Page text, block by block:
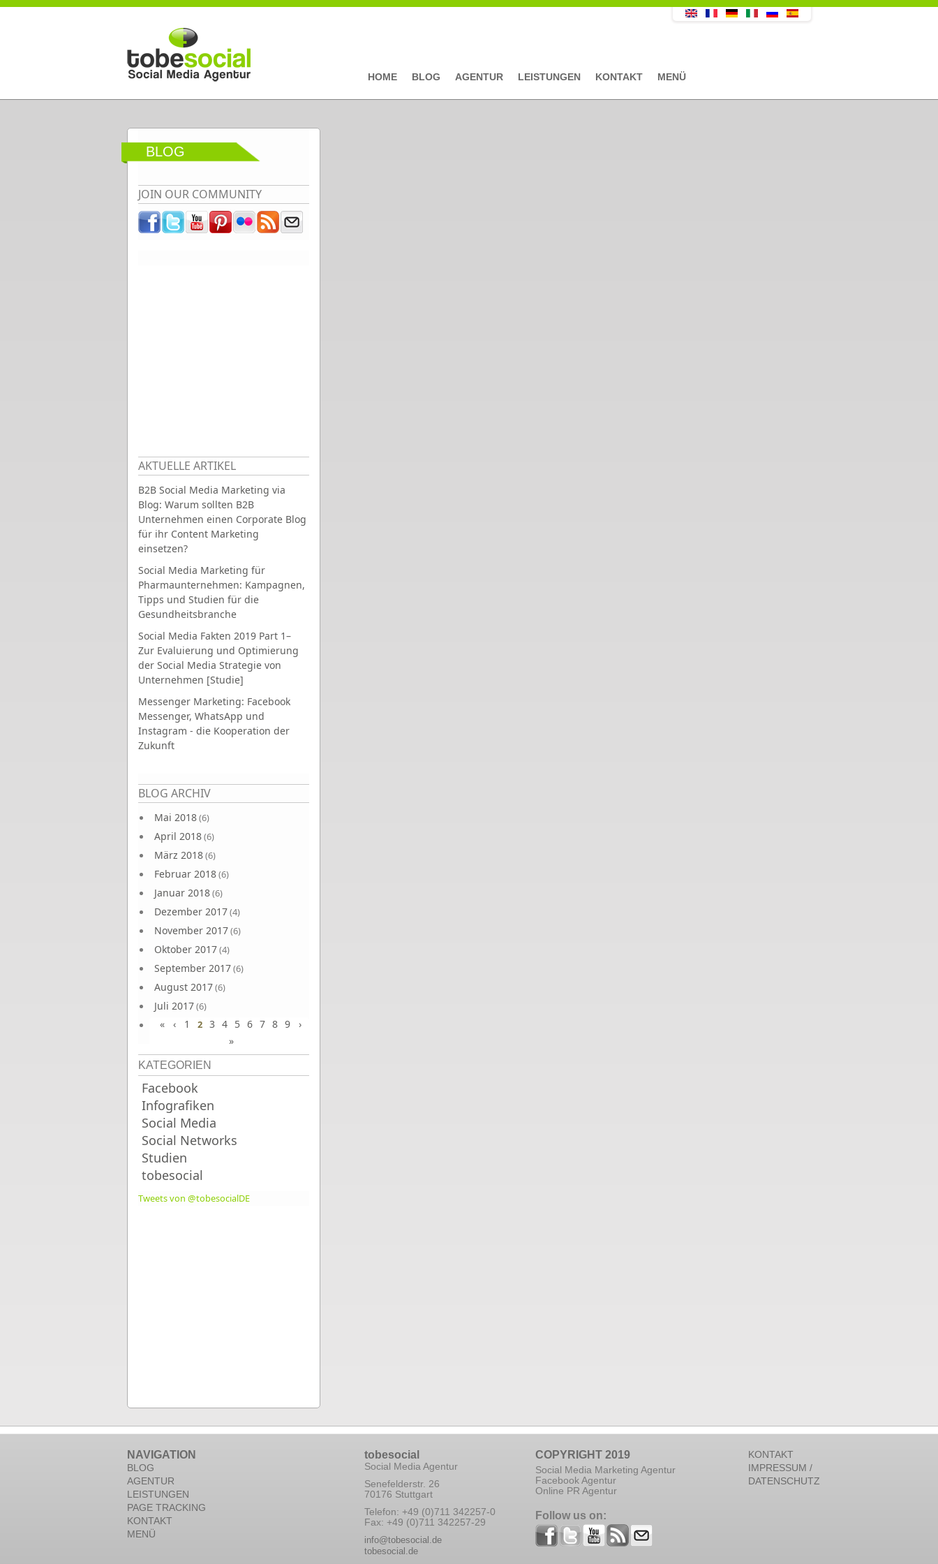
Direkt zum Inhalt
HOME BLOG AGENTUR LEISTUNGEN KONTAKT MENÜ
BLOG
JOIN OUR COMMUNITY
AKTUELLE ARTIKEL
B2B Social Media Marketing via
Blog: Warum sollten B2B
Unternehmen einen Corporate Blog
für ihr Content Marketing
einsetzen?
Social Media Marketing für
Pharmaunternehmen: Kampagnen,
Tipps und Studien für die
Gesundheitsbranche
Social Media Fakten 2019 Part 1–
Zur Evaluierung und Optimierung
der Social Media Strategie von
Unternehmen [Studie]
Messenger Marketing: Facebook
Messenger, WhatsApp und
Instagram - die Kooperation der
Zukunft
BLOG ARCHIV
Mai 2018(6)
April 2018(6)
März 2018(6)
Februar 2018(6)
Januar 2018(6)
Dezember 2017(4)
November 2017(6)
Oktober 2017(4)
September 2017(6)
August 2017(6)
Juli 2017(6)
Juni 2017 (6)
Seiten
« ‹ 1 2 3 4 5 6 7 8 9
›
»
KATEGORIEN
Facebook
Infografiken
Social Media
Social Networks
Studien
tobesocial
Tweets von @tobesocialDE
NAVIGATION
BLOG
AGENTUR
LEISTUNGEN
PAGE TRACKING
KONTAKT
MENÜ
tobesocial
Social Media Agentur
Senefelderstr. 26
70176 Stuttgart
Telefon: +49 (0)711 342257-0
Fax: +49 (0)711 342257-29
info@tobesocial.de
tobesocial.de
COPYRIGHT 2019
Social Media Marketing Agentur
Facebook Agentur
Online PR Agentur
Follow us on:
KONTAKT
IMPRESSUM /
DATENSCHUTZ